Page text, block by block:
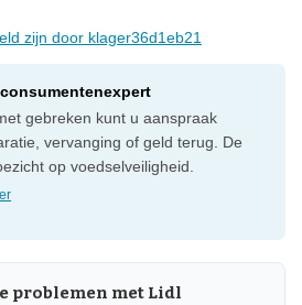
zijn door klager36d1eb21
gebreken kunt u aanspraak
vervanging of geld terug. De
op voedselveiligheid.
problemen met Lidl